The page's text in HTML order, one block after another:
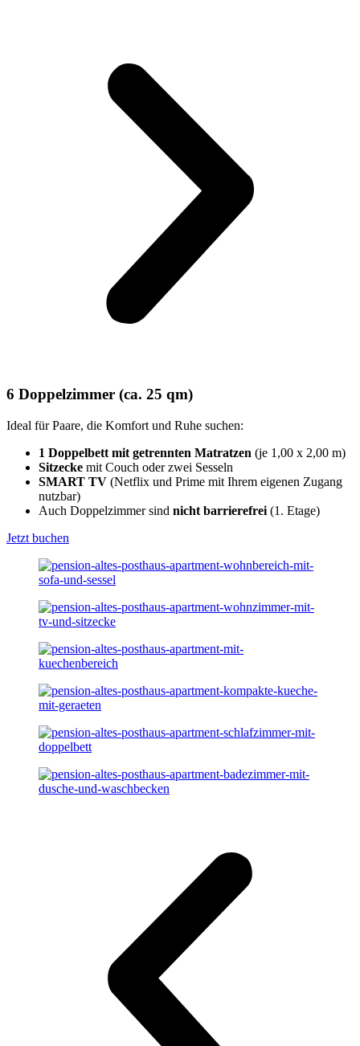
6 Doppelzimmer (ca. 25 qm)
Ideal für Paare, die Komfort und Ruhe suchen:
1 Doppelbett mit getrennten Matratzen (je 1,00 x 2,00 m)
Sitzecke mit Couch oder zwei Sesseln
SMART TV (Netflix und Prime mit Ihrem eigenen Zugang
nutzbar)
Auch Doppelzimmer sind nicht barrierefrei (1. Etage)
Jetzt buchen